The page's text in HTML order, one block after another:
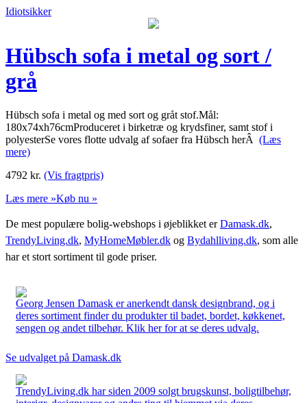
Idiotsikker
Hübsch sofa i metal og sort /
grå
Hübsch sofa i metal og med sort og gråt stof.Mål:
180x74xh76cmProduceret i birketræ og krydsfiner, samt stof i
polyesterSe vores flotte udvalg af sofaer fra Hübsch herÂ (Læs
mere)
4792 kr. (Vis fragtpris)
Læs mere »Køb nu »
De mest populære bolig-webshops i øjeblikket erDamask.dk,
TrendyLiving.dk, MyHomeMøbler.dk og Bydahlliving.dk, som alle
har et stort sortiment til gode priser.
Georg Jensen Damask er anerkendt dansk designbrand, og i
deres sortiment finder du produkter til badet, bordet, køkkenet,
sengen og andet tilbehør. Klik her for at se deres udvalg.
Se udvalget på Damask.dk
TrendyLiving.dk har siden 2009 solgt brugskunst, boligtilbehør,